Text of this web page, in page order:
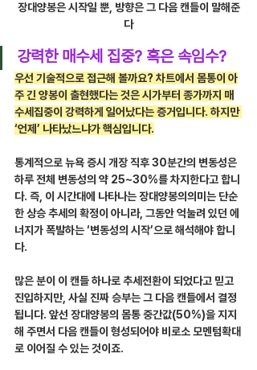
장대양봉은 시작일 뿐, 방향은 그 다음 캔들이 말해준
다
강력한 매수세 집중? 혹은 속임수?
우선 기술적으로 접근해 볼까요? 차트에서 몸통이 아
주 긴 양봉이 출현했다는 것은 시가부터 종가까지 매
수세집중이 강력하게 일어났다는 증거입니다. 하지만
‘언제’ 나타났느냐가 핵심입니다.
통계적으로 뉴욕 증시 개장 직후 30분간의 변동성은
하루 전체 변동성의 약 25~30%를 차지한다고 합니
다. 즉, 이 시간대에 나타나는 장대양봉의의미는 단순
한 상승 추세의 확정이 아니라, 그동안 억눌려 있던 에
너지가 폭발하는 ‘변동성의 시작’으로 해석해야 합니
다.
많은 분이 이 캔들 하나로 추세전환이 되었다고 믿고
진입하지만, 사실 진짜 승부는 그 다음 캔들에서 결정
됩니다. 앞선 장대양봉의 몸통 중간값(50%)을 지지
해 주면서 다음 캔들이 형성되어야 비로소 모멘텀확대
로 이어질 수 있는 것이죠.